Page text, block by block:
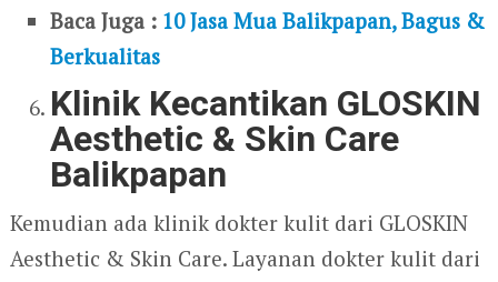
Baca Juga : 10 Jasa Mua Balikpapan, Bagus &
Berkualitas
Klinik Kecantikan GLOSKIN
Aesthetic & Skin Care
Balikpapan
Kemudian ada klinik dokter kulit dari GLOSKIN
Aesthetic & Skin Care. Layanan dokter kulit dari